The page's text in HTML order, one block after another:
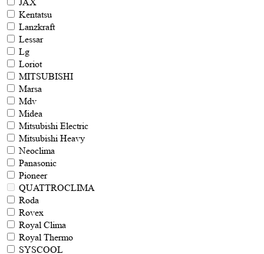
Kentatsu
Lanzkraft
Lessar
Lg
Loriot
MITSUBISHI
Marsa
Mdv
Midea
Mitsubishi Electric
Mitsubishi Heavy
Neoclima
Panasonic
Pioneer
QUATTROCLIMA
Roda
Rovex
Royal Clima
Royal Thermo
SYSCOOL